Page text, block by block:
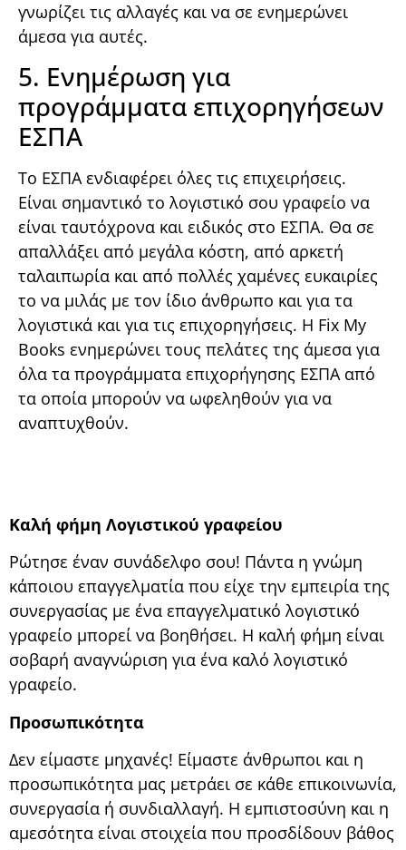
γνωρίζει τις αλλαγές και να σε ενημερώνει
άμεσα για αυτές.
5. Ενημέρωση για
προγράμματα επιχορηγήσεων
ΕΣΠΑ
Το ΕΣΠΑ ενδιαφέρει όλες τις επιχειρήσεις.
Είναι σημαντικό το λογιστικό σου γραφείο να
είναι ταυτόχρονα και ειδικός στο ΕΣΠΑ. Θα σε
απαλλάξει από μεγάλα κόστη, από αρκετή
ταλαιπωρία και από πολλές χαμένες ευκαιρίες
το να μιλάς με τον ίδιο άνθρωπο και για τα
λογιστικά και για τις επιχορηγήσεις. Η Fix My
Books ενημερώνει τους πελάτες της άμεσα για
όλα τα προγράμματα επιχορήγησης ΕΣΠΑ από
τα οποία μπορούν να ωφεληθούν για να
αναπτυχθούν.
Καλή φήμη Λογιστικού γραφείου
Ρώτησε έναν συνάδελφο σου! Πάντα η γνώμη
κάποιου επαγγελματία που είχε την εμπειρία της
συνεργασίας με ένα επαγγελματικό λογιστικό
γραφείο μπορεί να βοηθήσει. Η καλή φήμη είναι
σοβαρή αναγνώριση για ένα καλό λογιστικό
γραφείο.
Προσωπικότητα
Δεν είμαστε μηχανές! Είμαστε άνθρωποι και η
προσωπικότητα μας μετράει σε κάθε επικοινωνία,
συνεργασία ή συνδιαλλαγή. Η εμπιστοσύνη και η
αμεσότητα είναι στοιχεία που προσδίδουν βάθος